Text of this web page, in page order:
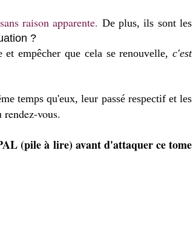
raison apparente. De plus, ils sont les
?
et empêcher que cela se renouvelle,c'est
temps qu'eux, leur passé respectif et les
vous.
(pile à lire) avant d'attaquer ce tome